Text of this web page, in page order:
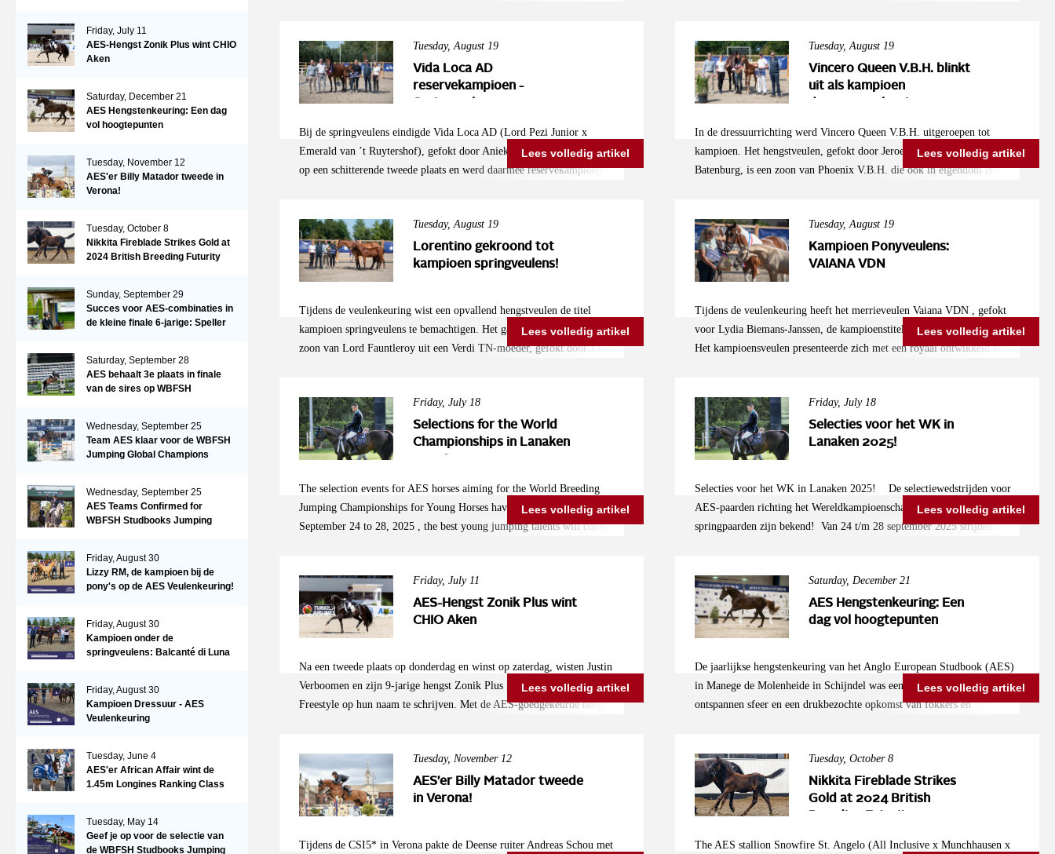
Magnum BTH zich richting de internationale top. Met deze benoeming
behoort hij tot de drie hengsten die zijn opgenomen in het N.O.P. Talent
plan, dat vorig jaar werd gelanceerd om toptalent voor Nederland te
behouden. Dankzij dit plan komt er extra ondersteuning beschikbaar om
Magnum BTH klaarstomen voor het allerhoogste niveau en samen met
TeamNL schitteren op de internationale kampioenschappen.
Vooral haar elegante manier van bewegen vanuit de schouder werd
positief opgemerkt. Wil Ju Kizzubi omschreven als een veelbelovend
sportpaard waar we in de toekomst ongetwijfeld meer van zullen horen.
Tuesday, August 19
Vida Loca AD
reservekampioen -
Bij de springveulens eindigde Vida Loca AD (Lord Pezi Junior x
Emerald van ’t Ruytershof), gefokt door Aniek Diks uit Vorstenbosch,
op een schitterende tweede plaats en werd daarmee reservekampioen. Het
stamboek naar streeft. Vida Loca AD toonde zich ruim ontwikkeld en
liet zien over een sterke instelling en veel looplust te beschikken. Hoewel
ze op dit moment nog wat licht overbouwd is, wist ze dit ruimschoots te
compenseren met haar werkwillige en energieke optreden. Als sportief
die zowel in de sport als in de fokkerij hoge verwachtingen wekt.
Lees volledig artikel
Tuesday, August 19
Vincero Queen V.B.H. blinkt
uit als kampioen
In de dressuurrichting werd Vincero Queen V.B.H. uitgeroepen tot
kampioen. Het hengstveulen, gefokt door Jeroen van Bokhoven uit
Batenburg, is een zoon van Phoenix V.B.H. die ook in eigendom is van
krachtige motor vanuit het achterbeen en ruime beweging gaven hem een
extra plus in de beoordeling. Volgens de jury beschikt Vincero Queen
V.B.H. over alles wat nodig is om uit te groeien tot een interessant
sportpaard voor het hogere niveau.
Lees volledig artikel
Tuesday, August 19
Lorentino gekroond tot
kampioen springveulens!
Tijdens de veulenkeuring wist een opvallend hengstveulen de titel
kampioen springveulens te bemachtigen. Het gaat om Lorentino , een
zoon van Lord Fauntleroy uit een Verdi TN-moeder, gefokt door J.H.W.
met een krachtige motor vanuit het achterbeen. Deze eigenschappen
gaven hem een perfecte balans tussen elegantie en sportiviteit, wat
hem de kampioenstitel opleverde.
Lees volledig artikel
Tuesday, August 19
Kampioen Ponyveulens:
VAIANA VDN
Tijdens de veulenkeuring heeft het merrieveulen Vaiana VDN , gefokt
voor Lydia Biemans-Janssen, de kampioenstitel behaald bij de pony’s.
Het kampioensveulen presenteerde zich met een royaal ontwikkeld en
duidelijk goede veulens laat zien op de keuring. Zijn nakomelingen
vallen op door hun sterke bouw, moderne type en atletische kwaliteiten.
Dit kampioensveulen vormt daarop geen uitzondering en werd door de
jury geroemd om haar sterke bovenlijn en correcte fundament. Vaiana
Lees volledig artikel
Friday, July 18
Selections for the World
Championships in Lanaken
The selection events for AES horses aiming for the World Breeding
Jumping Championships for Young Horses have been announced! From
September 24 to 28, 2025 , the best young jumping talents will compete
starting with 528036: These horses have been registered with the Dutch
AES studbook since 2021. Selection Event: National Equestrian Centre
in Ermelo Dates: July 30 to August 2, 2025 Blue English Passport, life
number starting with 826002: These horses were registered with the
Automotive Cup in Schijndel, at Manege de Molenheide Dates: August
21 to 24, 2025 So be sure to check your horse’s life number and passport
to determine where you can compete. To all participants: Good luck with
Lees volledig artikel
Friday, July 18
Selecties voor het WK in
Lanaken 2025!
Selecties voor het WK in Lanaken 2025! De selectiewedstrijden voor
AES-paarden richting het Wereldkampioenschap voor jonge
springpaarden zijn bekend! Van 24 t/m 28 september 2025 strijden de
paspoort: Rood Nederlands paspoort, levensnummer begint met
528036: - Deze paarden zijn vanaf 2021 geregistreerd bij het
Nederlandse AES-stamboek. - Selectiewedstrijd: Nationaal Hippisch
Centrum in Ermelo - 30 juli t/m 2 augustus 2025 Blauw Engels
2021 geregistreerd bij het Engelse AES-stamboek. - Selectiewedstrijd:
Van Mossel Automotive Cup in Schijndel, bij Manege de Molenheide -
21 t/m 24 augustus 2025 Let dus goed op het levensnummer en
deelnemers: Succes met de voorbereiding!
Lees volledig artikel
Friday, July 11
AES-Hengst Zonik Plus wint
CHIO Aken
Na een tweede plaats op donderdag en winst op zaterdag, wisten Justin
Verboomen en zijn 9-jarige hengst Zonik Plus nu ook de Grand Prix
Freestyle op hun naam te schrijven. Met de AES-goedgekeurde hengst
voor het eerst in beeld bij AES. De hengst werd goedgekeurd en heeft in
de jaren daarna al laten zien dat het goedkeuren van deze hengst een
uitstekende keuze was. Als 5-jarige werd hij al Belgisch kampioen bij de
5-jarige paarden, en ook als 6-jarig paard werd hij Belgisch kampioen.
Lees volledig artikel
Saturday, December 21
AES Hengstenkeuring: Een
dag vol hoogtepunten
De jaarlijkse hengstenkeuring van het Anglo European Studbook (AES)
in Manege de Molenheide in Schijndel was een groot succes. Met een
ontspannen sfeer en een drukbezochte opkomst van fokkers en
categorie springhengsten kroonde de jury Star van de Ganzepol (Kalaska
de Semilly x Ultimo) tot kampioen. Deze hengst, omschreven als een
compleet sportpaard, overtuigde met zijn sterke bewegingen en
intelligentie op de sprong. Jurylid Robbert Ehrens sprak lovend: “Een
Lees volledig artikel
Tuesday, November 12
AES'er Billy Matador tweede
in Verona!
Tijdens de CSI5* in Verona pakte de Deense ruiter Andreas Schou met
Tuesday, October 8
Nikkita Fireblade Strikes
Gold at 2024 British
The AES stallion Snowfire St. Angelo (All Inclusive x Munchhausen x
Friday, July 11
AES-Hengst Zonik Plus wint CHIO
Aken
Saturday, December 21
AES Hengstenkeuring: Een dag
vol hoogtepunten
Tuesday, November 12
AES'er Billy Matador tweede in
Verona!
Tuesday, October 8
Nikkita Fireblade Strikes Gold at
2024 British Breeding Futurity
Sunday, September 29
Succes voor AES-combinaties in
de kleine finale 6-jarige: Speller
Saturday, September 28
AES behaalt 3e plaats in finale
van de sires op WBFSH
Wednesday, September 25
Team AES klaar voor de WBFSH
Jumping Global Champions
Wednesday, September 25
AES Teams Confirmed for
WBFSH Studbooks Jumping
Friday, August 30
Lizzy RM, de kampioen bij de
pony's op de AES Veulenkeuring!
Friday, August 30
Kampioen onder de
springveulens: Balcanté di Luna
Friday, August 30
Kampioen Dressuur - AES
Veulenkeuring
Tuesday, June 4
AES'er African Affair wint de
1.45m Longines Ranking Class
Tuesday, May 14
Geef je op voor de selectie van
de WBFSH Studbooks Jumping